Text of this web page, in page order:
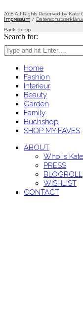
2018 All Rights Reserved by Kate
Impressum/
Back to top
Search for:
Home
Fashion
Interieur
Beauty
Garden
Family
Buchshop
SHOP MY FAVES
ABOUT
Who is
PRESS
BLOGROLL
WISHLIST
CONTACT